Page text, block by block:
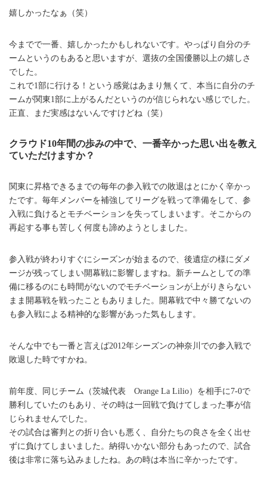
嬉しかったなぁ（笑）
今までで一番、嬉しかったかもしれないです。やっぱり自分のチ
ームというのもあると思いますが、選抜の全国優勝以上の嬉しさ
でした。
これで1部に行ける！という感覚はあまり無くて、本当に自分のチ
ームが関東1部に上がるんだというのが信じられない感じでした。
正直、まだ実感はないんですけどね（笑）
クラウド10年間の歩みの中で、一番辛かった思い出を教え
ていただけますか？
関東に昇格できるまでの毎年の参入戦での敗退はとにかく辛かっ
たです。毎年メンバーを補強してリーグを戦って準備をして、参
入戦に負けるとモチベーションを失ってしまいます。そこからの
再起する事も苦しく何度も諦めようとしました。
参入戦が終わりすぐにシーズンが始まるので、後遺症の様にダメ
ージが残ってしまい開幕戦に影響しますね。新チームとしての準
備に移るのにも時間がないのでモチベーションが上がりきらない
まま開幕戦を戦ったこともありました。開幕戦で中々勝てないの
も参入戦による精神的な影響があった気もします。
そんな中でも一番と言えば2012年シーズンの神奈川での参入戦で
敗退した時ですかね。
前年度、同じチーム（茨城代表 Orange La Lilio）を相手に7-0で
勝利していたのもあり、その時は一回戦で負けてしまった事が信
じられませんでした。
その試合は審判との折り合いも悪く、自分たちの良さを全く出せ
ずに負けてしまいました。納得いかない部分もあったので、試合
後は非常に落ち込みましたね。あの時は本当に辛かったです。